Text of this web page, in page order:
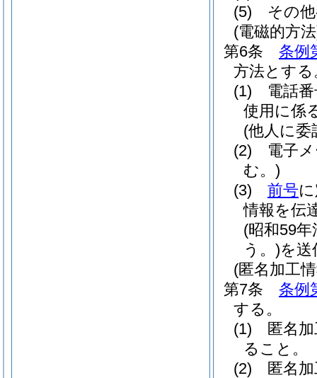
(5)
その
(電磁的方
第6条
条例
方法とする
(1)
電話
使用に係
(他人に委
(2)
電子
む。)
(3)
前号
情報を伝
(昭和59
う。)を送
(匿名加工
第7条
条例
する。
(1)
匿名
ること。
(2)
匿名